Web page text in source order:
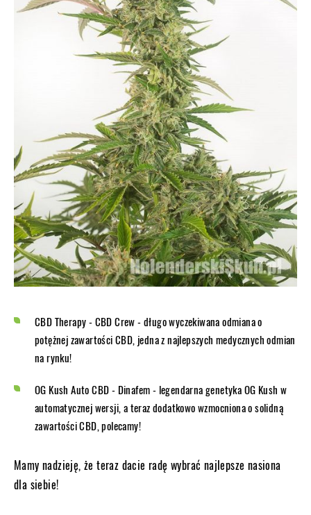
CBD Therapy - CBD Crew - długo wyczekiwana odmiana o
potężnej zawartości CBD, jedna z najlepszych medycznych odmian
na rynku!
OG Kush Auto CBD - Dinafem - legendarna genetyka OG Kush w
automatycznej wersji, a teraz dodatkowo wzmocniona o solidną
zawartości CBD, polecamy!
Mamy nadzieję, że teraz dacie radę wybrać najlepsze nasiona
dla siebie!